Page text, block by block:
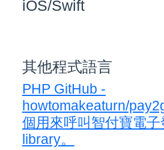
iOS/Swift
其他程式語言
PHP GitHub -
howtomakeaturn/
個用來呼叫智付寶電子
library。